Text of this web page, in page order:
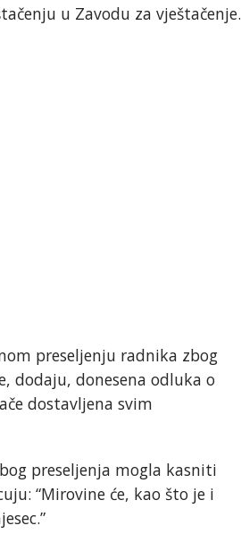
u Zavodu za vještačenje.
preseljenju radnika zbog
dodaju, donesena odluka o
dostavljena svim
preseljenja mogla kasniti
“Mirovine će, kao što je i